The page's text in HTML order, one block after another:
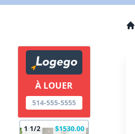
À LOUER
514-555-5555
1 1/2 $1530.00